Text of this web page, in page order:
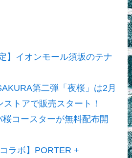
】イオンモール須坂のテナ
第二弾「夜桜」は2月
トアで販売スタート！
桜コースターが無料配布開
ラボ】PORTER +